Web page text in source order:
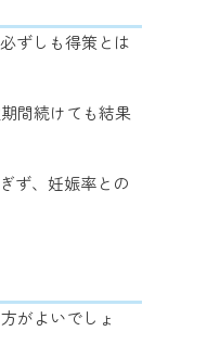
ずしも得策とは
間続けても結果
ず、妊娠率との
がよいでしょ